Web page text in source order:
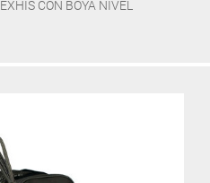
CON BOYA NIVEL